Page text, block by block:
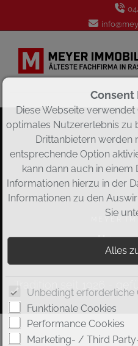
Tradition seit 1926 -
Consent
Diese Webseite
optimales Nutzererlebnis zu
Drittanbietern werden
entsprechende Option
kann dann auch in
Informationen hierzu in der
Informationen zu den
Sie
Unbedingt erforderliche
Funktionale Cookies
Performance Cookies
Marketing- / Third